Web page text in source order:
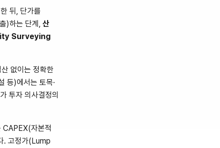
뒤, 단가를
)하는 단계, 산
Surveying
없이는 정확한
등)에서는 토목·
투자 의사결정의
CAPEX(자본적
. 고정가(Lump